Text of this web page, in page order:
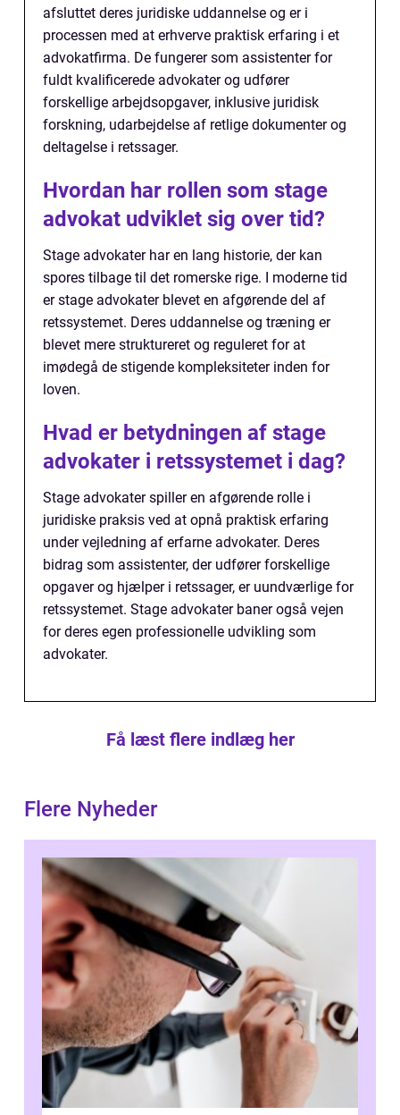
afsluttet deres juridiske uddannelse og er i
processen med at erhverve praktisk erfaring i et
advokatfirma. De fungerer som assistenter for
fuldt kvalificerede advokater og udfører
forskellige arbejdsopgaver, inklusive juridisk
forskning, udarbejdelse af retlige dokumenter og
deltagelse i retssager.
Hvordan har rollen som stage
advokat udviklet sig over tid?
Stage advokater har en lang historie, der kan
spores tilbage til det romerske rige. I moderne tid
er stage advokater blevet en afgørende del af
retssystemet. Deres uddannelse og træning er
blevet mere struktureret og reguleret for at
imødegå de stigende kompleksiteter inden for
loven.
Hvad er betydningen af stage
advokater i retssystemet i dag?
Stage advokater spiller en afgørende rolle i
juridiske praksis ved at opnå praktisk erfaring
under vejledning af erfarne advokater. Deres
bidrag som assistenter, der udfører forskellige
opgaver og hjælper i retssager, er uundværlige for
retssystemet. Stage advokater baner også vejen
for deres egen professionelle udvikling som
advokater.
Få læst flere indlæg her
Flere Nyheder